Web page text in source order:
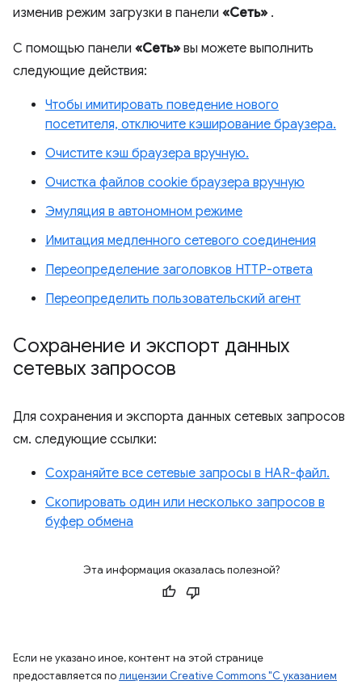
изменив режим загрузки в панели «Сеть» .
С помощью панели «Сеть» вы можете выполнить
следующие действия:
Чтобы имитировать поведение нового
посетителя, отключите кэширование браузера.
Очистите кэш браузера вручную.
Очистка файлов cookie браузера вручную
Эмуляция в автономном режиме
Имитация медленного сетевого соединения
Переопределение заголовков HTTP-ответа
Переопределить пользовательский агент
Сохранение и экспорт данных
сетевых запросов
Для сохранения и экспорта данных сетевых запросов
см. следующие ссылки:
Сохраняйте все сетевые запросы в HAR-файл.
Скопировать один или несколько запросов в
буфер обмена
Эта информация оказалась полезной?
Если не указано иное, контент на этой странице
предоставляется полицензии Creative Commons "С указанием